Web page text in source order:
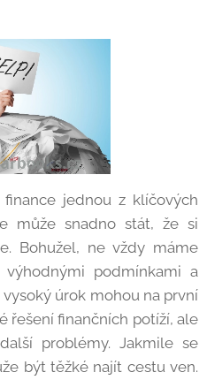
jednou z klíčových
může snadno stát, že si
Bohužel, ne vždy máme
podmínkami a
úrok mohou na první
řešení finančních potíží, ale
problémy. Jakmile se
být těžké najít cestu ven.